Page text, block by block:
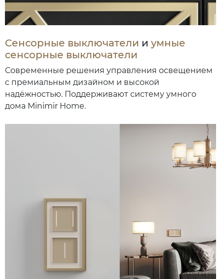
Сенсорные выключатели и умные
сенсорные выключатели
Современные решения управления освещением
с премиальным дизайном и высокой
надёжностью. Поддерживают систему умного
дома Minimir Home.